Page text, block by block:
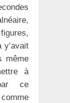
y’avait
même
à
ce